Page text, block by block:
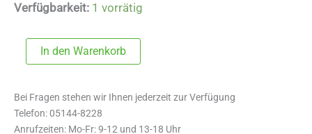
Verfügbarkeit: 1 vorrätig
Menge
In den Warenkorb
Bei Fragen stehen wir Ihnen jederzeit zur Verfügung
Telefon: 05144-8228
Anrufzeiten: Mo-Fr: 9-12 und 13-18 Uhr